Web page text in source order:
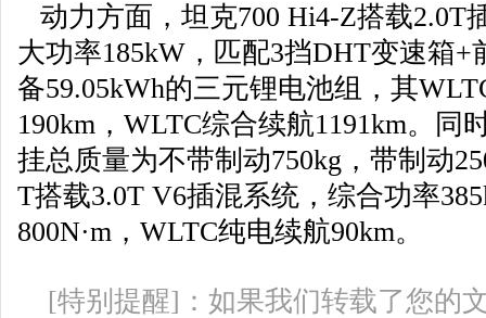
动力方面，坦克700 Hi4-Z搭载2.0T
大功率185kW，匹配3挡DHT变速箱
备59.05kWh的三元锂电池组，其
190km，WLTC综合续航1191km。同
挂总质量为不带制动750kg，带制动
T搭载3.0T V6插混系统，综合功率
800N·m，WLTC纯电续航90km。
[特别提醒]：如果我们转载了您的